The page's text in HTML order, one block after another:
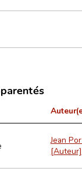
Jean
[Auteur]